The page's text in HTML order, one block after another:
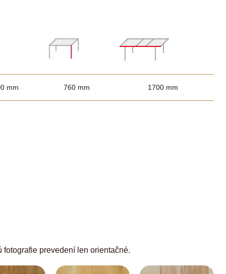
mm 760 mm 1700 mm
fotografie prevedení len orientačné.